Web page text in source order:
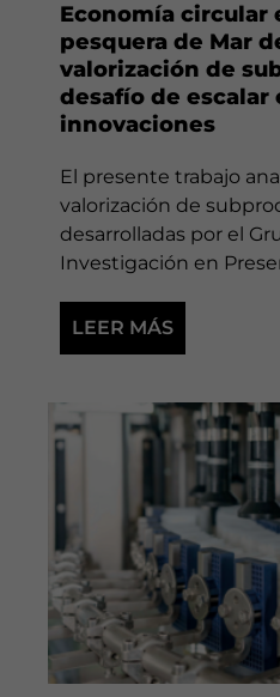
Economía circular
pesquera de Mar
valorización de
desafío de escalar
innovaciones
El presente trabajo
valorización de
desarrolladas por el
Investigación en
LEER MÁS